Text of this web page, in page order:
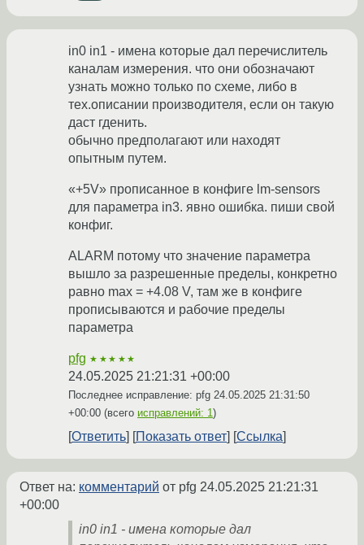
in0 in1 - имена которые дал перечислитель
каналам измерения. что они обозначают
узнать можно только по схеме, либо в
тех.описании производителя, если он такую
даст гденить.
обычно предполагают или находят
опытным путем.
«+5V» прописанное в конфиге lm-sensors
для параметра in3. явно ошибка. пиши свой
конфиг.
ALARM потому что значение параметра
вышло за разрешенные пределы, конкретно
равно max = +4.08 V, там же в конфиге
прописываются и рабочие пределы
параметра
pfg ★★★★★
24.05.2025 21:21:31 +00:00
Последнее исправление: pfg 24.05.2025 21:31:50
+00:00 (всего исправлений: 1 )
Ответить Показать ответ Ссылка
Ответ на: комментарий от pfg 24.05.2025 21:21:31
+00:00
in0 in1 - имена которые дал